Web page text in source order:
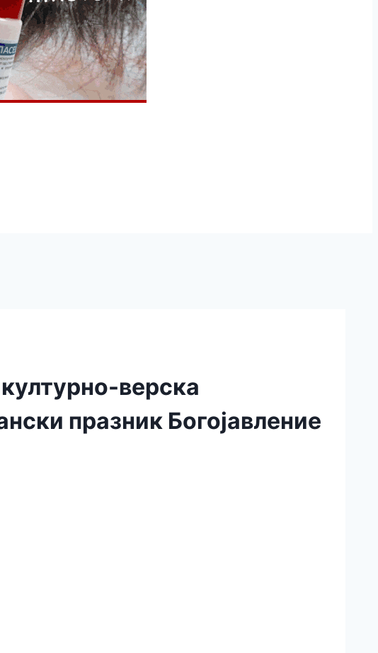
верска
празник Богојавление